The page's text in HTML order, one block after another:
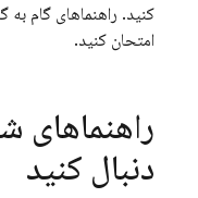
کنید. راهنماهای گام به
امتحان کنید.
راهنماهای
دنبال کنید